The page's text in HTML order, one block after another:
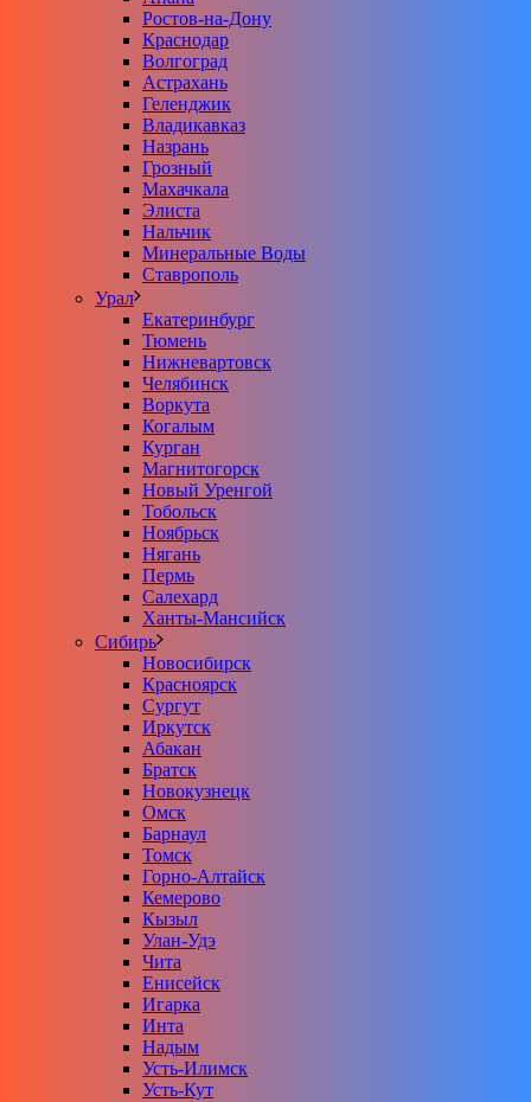
Ростов-на-Дону
Краснодар
Волгоград
Астрахань
Геленджик
Владикавказ
Назрань
Грозный
Махачкала
Элиста
Нальчик
Минеральные Воды
Ставрополь
Урал
Екатеринбург
Тюмень
Нижневартовск
Челябинск
Воркута
Когалым
Курган
Магнитогорск
Новый Уренгой
Тобольск
Ноябрьск
Нягань
Пермь
Салехард
Ханты-Мансийск
Сибирь
Новосибирск
Красноярск
Сургут
Иркутск
Абакан
Братск
Новокузнецк
Омск
Барнаул
Томск
Горно-Алтайск
Кемерово
Кызыл
Улан-Удэ
Чита
Енисейск
Игарка
Инта
Надым
Усть-Илимск
Усть-Кут